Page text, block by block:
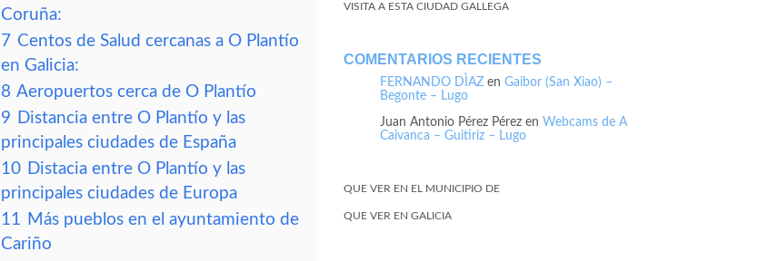
Coruña:
7 Centos de Salud cercanas a O Plantío
en Galicia:
8 Aeropuertos cerca de O Plantío
9 Distancia entre O Plantío y las
principales ciudades de España
10 Distacia entre O Plantío y las
principales ciudades de Europa
11 Más pueblos en el ayuntamiento de
Cariño
VISITA A ESTA CIUDAD GALLEGA
COMENTARIOS RECIENTES
FERNANDO DÌAZ en Gaibor (San Xiao) –
Begonte – Lugo
Juan Antonio Pérez Pérez en Webcams de A
Caivanca – Guitiriz – Lugo
QUE VER EN EL MUNICIPIO DE
QUE VER EN GALICIA